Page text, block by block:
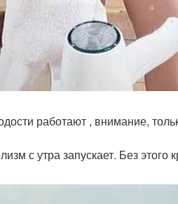
работают , внимание,
с утра запускает. Без этого